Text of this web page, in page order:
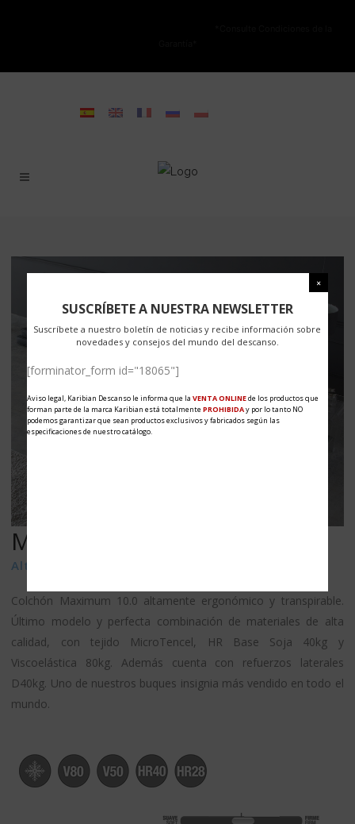
MAXIMUM 10.0
Altura: 28 cms.
Colchón Maximum 10.0 altamente ergonómico y transpirable.
Último modelo y perfecta combinación de materiales de alta
calidad, con tejido MicroTencel, HR Base Soja 40kg y
Viscoelástica 80kg. Además cuenta con refuerzos laterales
D40kg. Uno de nuestros buques insignia más vendido en todo el
mundo.
SUSCRÍBETE A NUESTRA NEWSLETTER
Suscríbete a nuestro boletín de noticias y recibe información sobre
novedades y consejos del mundo del descanso.
[forminator_form id="18065"]
Aviso legal, Karibian Descanso le informa que la VENTA ONLINEde los productos que
forman parte de la marca Karibian está totalmentePROHIBIDAy por lo tanto NO
podemos garantizar que sean productos exclusivos y fabricados según las
especificaciones de nuestro catálogo.